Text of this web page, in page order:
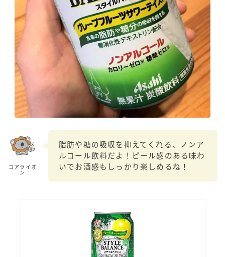
FRUITZER (フルーツァー）
サッポロ
濃いめのレモンサワー
三ツ星グレフルサワー
99.99（フォーナイン）
レモン・ザ・リッチ
キレートレモンサワー
愛のスコールホワイトサワー
WATER SOUR(ウォーターサワ)
焼酎ハイボール
極上レモンサワー
極上フルーツサワー
コアライオ
ン
脂肪や糖の吸収を抑えてくれる、ノンア
ルコール飲料だよ！ピール感のある味わ
いでお酒感もしっかり楽しめるね！